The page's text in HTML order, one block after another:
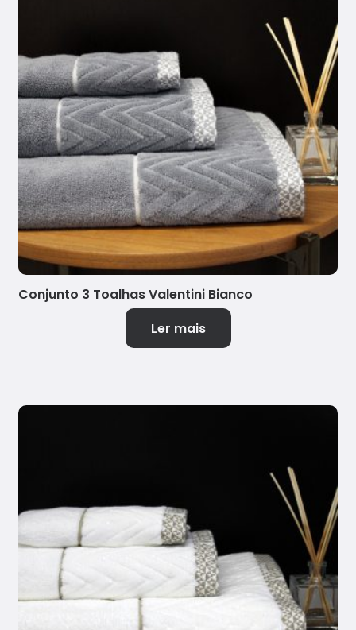
Conjunto 3 Toalhas Valentini Bianco
Ler mais